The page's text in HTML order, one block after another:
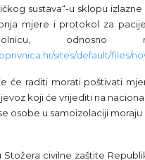
sustava“-u sklopu
mjere i protokol za
sites/default/files/
će raditi morati poštivati
koji će vrijediti na
osobe u samoizolaciji
civilne zaštite